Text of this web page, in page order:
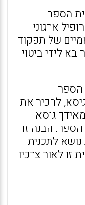
הספר
ארגוני
של תפקוד
לידי ביטוי
הספר
להכיר את
גיסא
הבנה זו
לתכנית
זו לאור צרכיו